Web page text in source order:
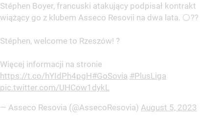
Stéphen Boyer, francuski atakujący podpisał kontrakt
wiążący go z klubem Asseco Resovii na dwa lata. ⚪️??
Stéphen, welcome to Rzeszów! ?
Więcej informacji na stronie
https://t.co/hYIdPh4pgH#GoSovia #PlusLiga
pic.twitter.com/UHCow1dykL
— Asseco Resovia (@AssecoResovia) August 5, 2023